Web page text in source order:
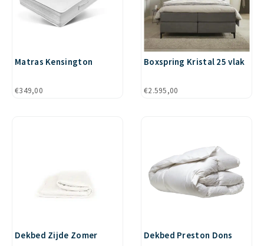
Matras Kensington
€349,00
Boxspring Kristal 25 vlak
€2.595,00
Dekbed Zijde Zomer Dekbed Preston Dons